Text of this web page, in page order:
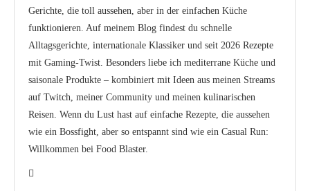
Gerichte, die toll aussehen, aber in der einfachen Küche
funktionieren. Auf meinem Blog findest du schnelle
Alltagsgerichte, internationale Klassiker und seit 2026 Rezepte
mit Gaming-Twist. Besonders liebe ich mediterrane Küche und
saisonale Produkte – kombiniert mit Ideen aus meinen Streams
auf Twitch, meiner Community und meinen kulinarischen
Reisen. Wenn du Lust hast auf einfache Rezepte, die aussehen
wie ein Bossfight, aber so entspannt sind wie ein Casual Run:
Willkommen bei Food Blaster.